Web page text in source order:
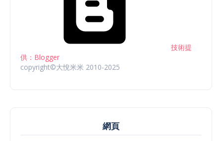
技術提
供：Blogger
copyright©大悅米米 2010-2025
網頁